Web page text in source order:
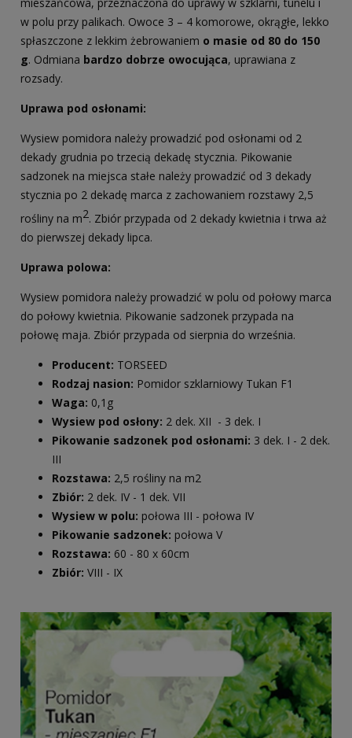
mieszańcowa, przeznaczona do uprawy w szklarni, tunelu i
w polu przy palikach. Owoce 3 – 4 komorowe, okrągłe, lekko
spłaszczone z lekkim żebrowaniem o masie od 80 do 150
g. Odmiana bardzo dobrze owocująca, uprawiana z
rozsady.
Uprawa pod osłonami:
Wysiew pomidora należy prowadzić pod osłonami od 2
dekady grudnia po trzecią dekadę stycznia. Pikowanie
sadzonek na miejsca stałe należy prowadzić od 3 dekady
stycznia po 2 dekadę marca z zachowaniem rozstawy 2,5
rośliny na m2. Zbiór przypada od 2 dekady kwietnia i trwa aż
do pierwszej dekady lipca.
Uprawa polowa:
Wysiew pomidora należy prowadzić w polu od połowy marca
do połowy kwietnia. Pikowanie sadzonek przypada na
połowę maja. Zbiór przypada od sierpnia do września.
Producent: TORSEED
Rodzaj nasion: Pomidor szklarniowy Tukan F1
Waga: 0,1g
Wysiew pod osłony: 2 dek. XII - 3 dek. I
Pikowanie sadzonek pod osłonami: 3 dek. I - 2 dek.
III
Rozstawa: 2,5 rośliny na m2
Zbiór: 2 dek. IV - 1 dek. VII
Wysiew w polu: połowa III - połowa IV
Pikowanie sadzonek: połowa V
Rozstawa: 60 - 80 x 60cm
Zbiór: VIII - IX